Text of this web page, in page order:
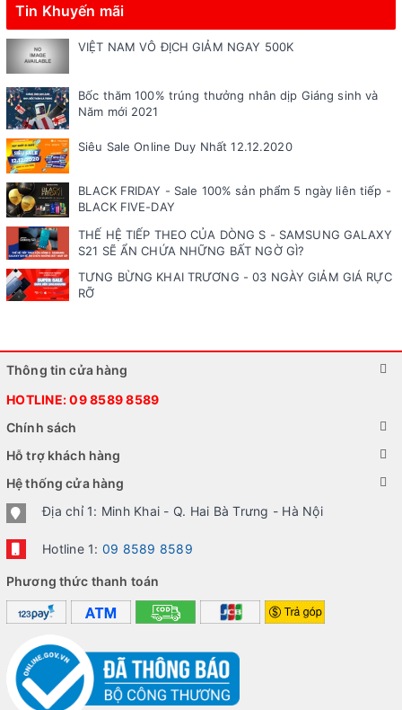
Tin Khuyến mãi
VIỆT NAM VÔ ĐỊCH GIẢM NGAY 500K
Bốc thăm 100% trúng thưởng nhân dịp Giáng sinh và
Năm mới 2021
Siêu Sale Online Duy Nhất 12.12.2020
BLACK FRIDAY - Sale 100% sản phẩm 5 ngày liên tiếp -
BLACK FIVE-DAY
THẾ HỆ TIẾP THEO CỦA DÒNG S - SAMSUNG GALAXY
S21 SẼ ẨN CHỨA NHỮNG BẤT NGỜ GÌ?
TƯNG BỪNG KHAI TRƯƠNG - 03 NGÀY GIẢM GIÁ RỰC
RỠ
Thông tin cửa hàng
HOTLINE:09 8589 8589
Chính sách
Hỗ trợ khách hàng
Hệ thống cửa hàng
Địa chỉ 1: Minh Khai - Q. Hai Bà Trưng - Hà Nội
Hotline 1: 09 8589 8589
Phương thức thanh toán